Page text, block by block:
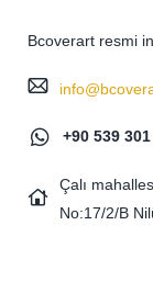
Bcoverart resmi
+90 539
Çalı
No:17/2/B